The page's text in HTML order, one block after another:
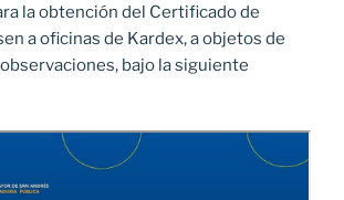
la obtención del Certificado de
a oficinas de Kardex, a objetos de
bajo la siguiente